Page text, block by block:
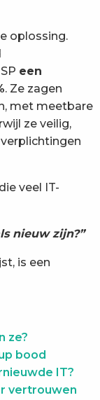
oplossing.
een
. Ze zagen
met meetbare
ze veilig,
veel IT-
nieuw zijn?”
is een
ze?
bood
IT?
vertrouwen